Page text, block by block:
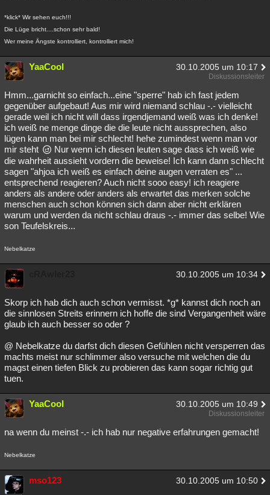
*klick* Wir sehen euch!!!
Die Lüge bricht....schon sehr bald!
Wer meine Ängste kontrolliert, kontrolliert mich!
YaaCool 30.10.2005 um 10:17
Diskussionsleiter
Hmm...garnicht so einfach...eine "sperre" hab ich fast jedem
gegenüber aufgebaut! Aus mir wird niemand schlau -.- vielleicht
gerade weil ich nicht will dass irgendjemand weiß was ich denke!
ich weiß ne menge dinge die die leute nicht aussprechen, also
lügen kann man bei mir schlecht! hehe zumindest wenn man vor
mir steht
Nur wenn ich diesen leuten sage dass ich weiß wie
die wahrheit aussieht vordern die beweise! Ich kann dann schlecht
sagen "ahjoa ich weiß es einfach deine augen verraten es" ...
entsprechend reagieren? Auch nicht sooo easy! ich reagiere
anders als andere oder anders als erwartet das merken solche
menschen auch schon können sich dann aber nicht erklären
warum und werden da nicht schlau draus -.- immer das selbe! Wie
son Teufelskreis...
Nebelkatze
30.10.2005 um 10:34
Skorp ich hab dich auch schon vermisst. *g* kannst dich noch an
die sinnlosen Streits erinnern ich hoffe die sind Vergangenheit wäre
glaub ich auch besser so oder ?
@ Nebelkatze du darfst dich diesen Gefühlen nicht versperren das
machts meist nur schlimmer also versuche mit welchen die du
magst einen tiefen Blick zu probieren das kann sogar richtig gut
tuen.
YaaCool 30.10.2005 um 10:49
Diskussionsleiter
na wenn du meinst -.- ich hab nur negative erfahrungen gemacht!
Nebelkatze
mso123 30.10.2005 um 10:50